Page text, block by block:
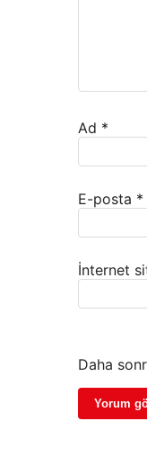
Ad *
E-posta *
İnternet
Daha